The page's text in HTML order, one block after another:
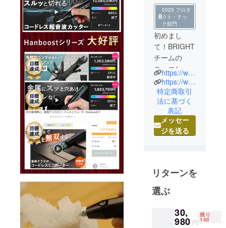
2025 プロダ
クト・テッ
ク部門
初めまし
て！BRIGHT
チームの
ニュエンで
す。
中国の総合
家電メー
カー向けに
人気製品を
多数製造し
日本の皆様
にも是非体
験していた
ロジェクト
を立ち上げ
https://www.brightdiy.jp/
https://www.instagram.com/brightdiyjp/
特定商取引
法に基づく
表記
メッセー
ジを送る
リターンを
選ぶ
30,
980 円
残り
140